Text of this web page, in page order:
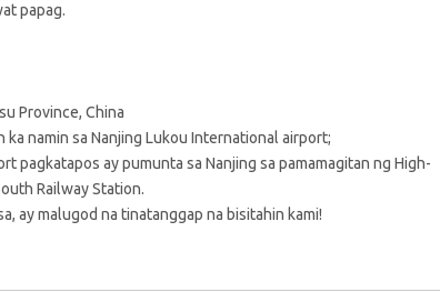
papag.
Province, China
namin sa Nanjing Lukou International airport;
pagkatapos ay pumunta sa Nanjing sa pamamagitan ng High-
Railway Station.
ay malugod na tinatanggap na bisitahin kami!